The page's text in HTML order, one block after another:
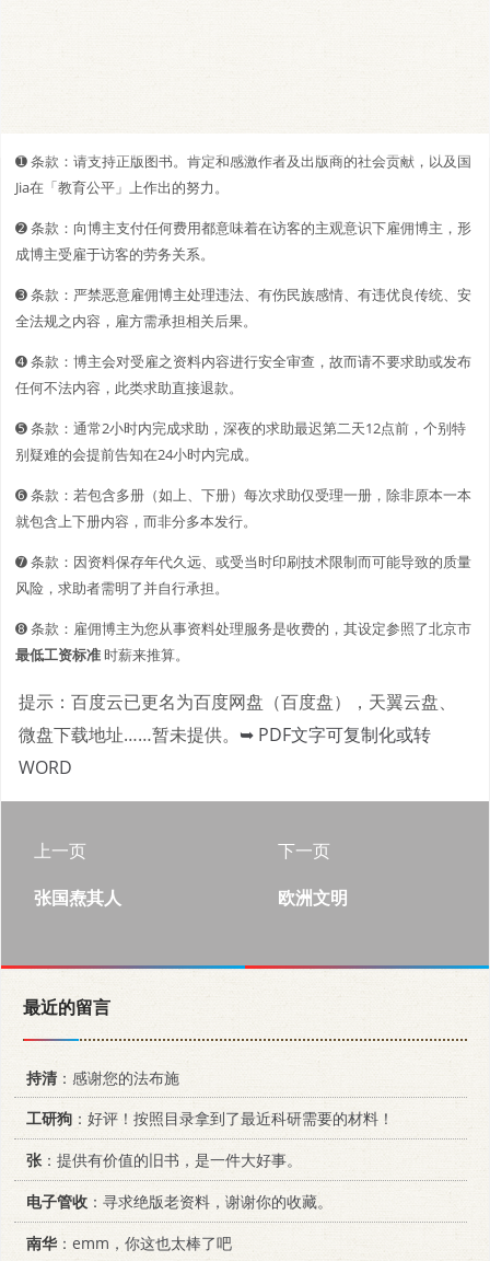
➊️ 条款：请支持正版图书。肯定和感激作者及出版商的社会贡献，以及国
Jia在「教育公平」上作出的努力。
➋️️ 条款：向博主支付任何费用都意味着在访客的主观意识下雇佣博主，形
成博主受雇于访客的劳务关系。
➌ 条款：严禁恶意雇佣博主处理违法、有伤民族感情、有违优良传统、安
全法规之内容，雇方需承担相关后果。
➍ 条款：博主会对受雇之资料内容进行安全审查，故而请不要求助或发布
任何不法内容，此类求助直接退款。
➎ 条款：通常2小时内完成求助，深夜的求助最迟第二天12点前，个别特
别疑难的会提前告知在24小时内完成。
➏ 条款：若包含多册（如上、下册）每次求助仅受理一册，除非原本一本
就包含上下册内容，而非分多本发行。
➐ 条款：因资料保存年代久远、或受当时印刷技术限制而可能导致的质量
风险，求助者需明了并自行承担。
➑ 条款：雇佣博主为您从事资料处理服务是收费的，其设定参照了北京市
最低工资标准时薪来推算。
提示：百度云已更名为百度网盘（百度盘），天翼云盘、
微盘下载地址……暂未提供。 ➥ PDF文字可复制化或转
WORD
上一页
张国焘其人
下一页
欧洲文明
最近的留言
持清 ：感谢您的法布施
工研狗 ：好评！按照目录拿到了最近科研需要的材料！
张：提供有价值的旧书，是一件大好事。
电子管收 ：寻求绝版老资料，谢谢你的收藏。
南华：emm，你这也太棒了吧